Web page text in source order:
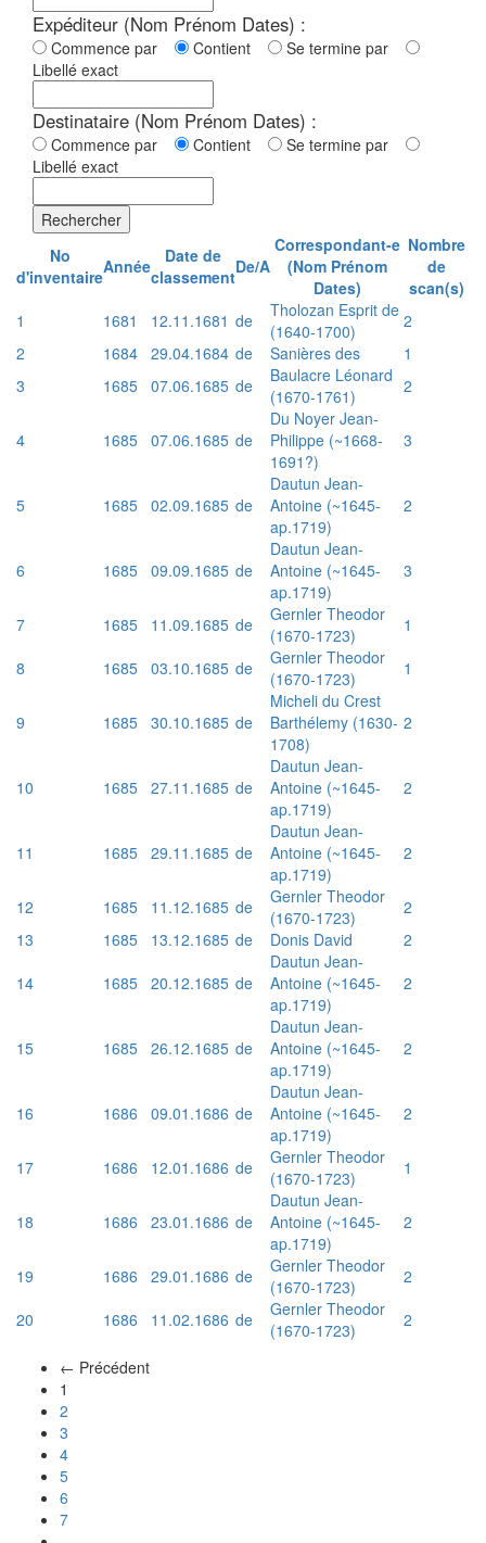
Expéditeur (Nom Prénom Dates) :
Commence par Contient
Se termine par
Libellé exact
Destinataire (Nom Prénom Dates) :
Commence par Contient
Se termine par
Libellé exact
Rechercher
No
d'inventaireAnnée
Date de
classementDe/A
Correspondant-e
(Nom Prénom
Dates)
Nombre
de
scan(s)
1
1681 12.11.1681 de
Tholozan Esprit de
(1640-1700)
2
2
1684 29.04.1684 de Sanières des
1
3
1685 07.06.1685 de
Baulacre Léonard
(1670-1761)
2
4 1685 07.06.1685 de
Du Noyer Jean-
Philippe (~1668-
1691?)
3
5 1685 02.09.1685 de
Dautun Jean-
Antoine (~1645-
ap.1719)
2
6 1685 09.09.1685 de
Dautun Jean-
Antoine (~1645-
ap.1719)
3
7 1685 11.09.1685 de
Gernler Theodor
(1670-1723)
1
8
1685 03.10.1685 de
Gernler Theodor
(1670-1723)
1
9 1685 30.10.1685 de
Micheli du Crest
Barthélemy (1630-
1708)
2
10 1685 27.11.1685 de
Dautun Jean-
Antoine (~1645-
ap.1719)
2
11 1685 29.11.1685 de
Dautun Jean-
Antoine (~1645-
ap.1719)
2
12 1685 11.12.1685 de
Gernler Theodor
(1670-1723)
2
13
1685 13.12.1685 de Donis David
2
14
1685 20.12.1685 de
Dautun Jean-
Antoine (~1645-
ap.1719)
2
15 1685 26.12.1685 de
Dautun Jean-
Antoine (~1645-
ap.1719)
2
16 1686 09.01.1686 de
Dautun Jean-
Antoine (~1645-
ap.1719)
2
17 1686 12.01.1686 de
Gernler Theodor
(1670-1723)
1
18 1686 23.01.1686 de
Dautun Jean-
Antoine (~1645-
ap.1719)
2
19 1686 29.01.1686 de
Gernler Theodor
(1670-1723)
2
20
1686 11.02.1686 de
Gernler Theodor
(1670-1723)
2
← Précédent
1
2
3
4
5
6
7